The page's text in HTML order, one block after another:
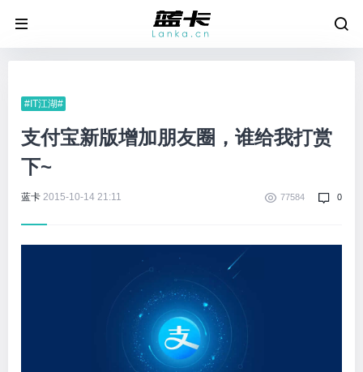
#IT江湖#
支付宝新版增加朋友圈，谁给我打赏
下~
蓝卡 2015-10-14 21:11 77584 0